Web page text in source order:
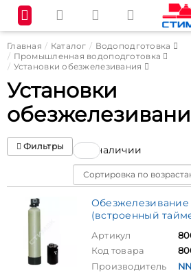
Главная Каталог
Водоподготовка
Промышленная водоподготовка
Установки обезжелезивания
Установки
Фильтры В наличии
Sort
Обезжелезивание
(встроенный
Артикул
Код товара
Производитель
NN